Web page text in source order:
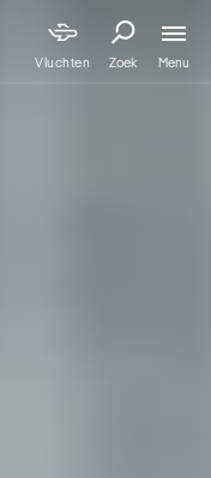
Vluchten Zoek Menu